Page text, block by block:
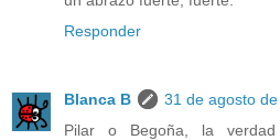
Responder
Blanca B
31 de agosto
Pilar o Begoña, la